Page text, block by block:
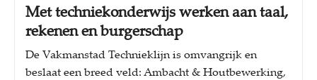
Met techniekonderwijs werken aan taal,
rekenen en burgerschap
De Vakmanstad Technieklijn is omvangrijk en
beslaat een breed veld: Ambacht & Houtbewerking,